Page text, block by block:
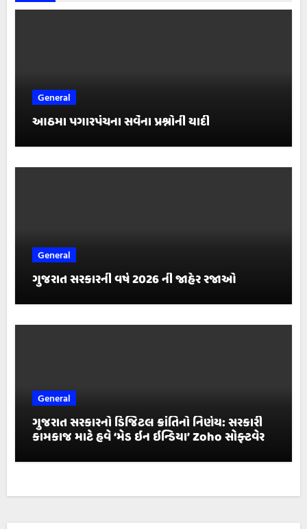
General
આઠમા પગારપંચના સર્વેના પ્રશ્નોની યાદી
General
ગુજરાત સરકારની વર્ષ 2026 ની જાહેર રજાઓ
General
ગુજરાત સરકારનો ડિજિટલ ક્રાંતિનો નિર્ણય: સરકારી
કામકાજ માટે હવે ‘મેડ ઇન ઇન્ડિયા’ Zoho સોફ્ટવેર